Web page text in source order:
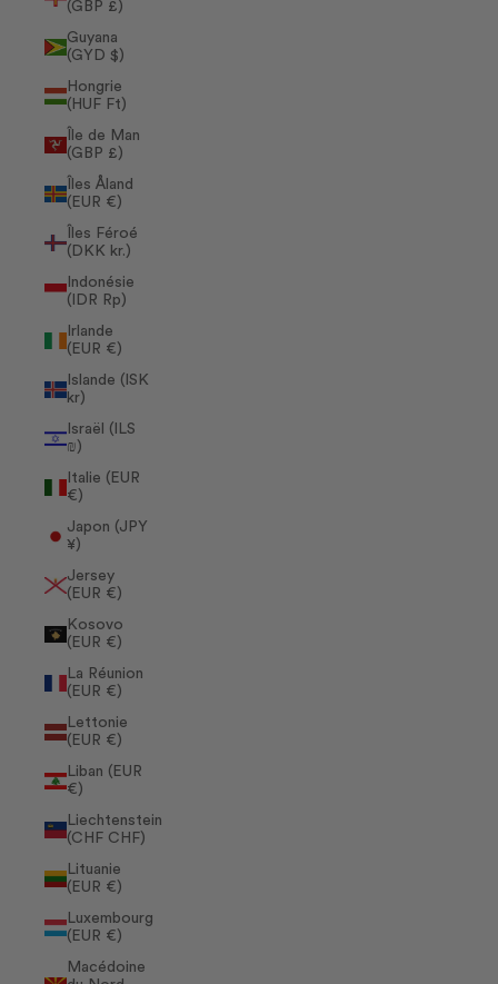
(GBP £)
Guyana
(GYD $)
Hongrie
(HUF Ft)
Île de Man
(GBP £)
Îles Åland
(EUR €)
Îles Féroé
(DKK kr.)
Indonésie
(IDR Rp)
Irlande
(EUR €)
Islande (ISK
kr)
Israël (ILS
₪)
Italie (EUR
€)
Japon (JPY
¥)
Jersey
(EUR €)
Kosovo
(EUR €)
La Réunion
(EUR €)
Lettonie
(EUR €)
Liban (EUR
€)
Liechtenstein
(CHF CHF)
Lituanie
(EUR €)
Luxembourg
(EUR €)
Macédoine